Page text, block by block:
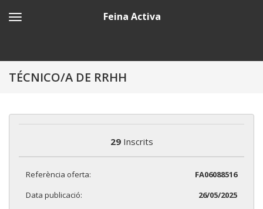
Feina Activa
TÉCNICO/A DE RRHH
29Inscrits
Referència oferta:
FA06088516
Data publicació:
26/05/2025